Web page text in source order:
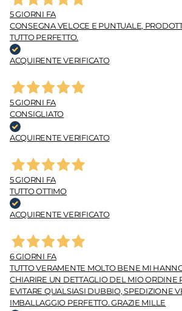
5 GIORNI FA
CONSEGNA VELOCE E PUNTUALE,
TUTTO PERFETTO.
ACQUIRENTE VERIFICATO
5 GIORNI FA
CONSIGLIATO
ACQUIRENTE VERIFICATO
5 GIORNI FA
TUTTO OTTIMO
ACQUIRENTE VERIFICATO
6 GIORNI FA
TUTTO VERAMENTE MOLTO BENE MI
CHIARIRE UN DETTAGLIO DEL MIO ORDINE
EVITARE QUALSIASI DUBBIO, SPEDIZIONE
IMBALLAGGIO PERFETTO. GRAZIE MILLE